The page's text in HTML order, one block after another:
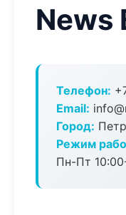
News
Телефон:
Email:
Город:
Режим
Пн-Пт